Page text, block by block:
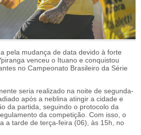
pela mudança de data devido à forte
venceu o Ituano e conquistou
no Campeonato Brasileiro da Série
seria realizado na noite de segunda-
após a neblina atingir a cidade e
da partida, seguindo o protocolo da
da competição. Com isso, o
a tarde de terça-feira (06), às 15h, no